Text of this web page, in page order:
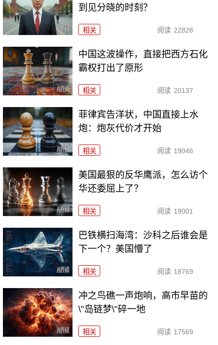
到见分晓的时刻？
相关 阅读 22828
中国这波操作，直接把西方石化
霸权打出了原形
相关 阅读 20137
菲律宾告洋状，中国直接上水
炮：炮灰代价才开始
相关 阅读 19046
美国最狠的反华鹰派，怎么访个
华还委屈上了？
相关 阅读 19001
巴铁横扫海湾：沙科之后谁会是
下一个？美国懵了
相关 阅读 18769
冲之鸟礁一声炮响，高市早苗的
\"岛链梦\"碎一地
相关 阅读 17569